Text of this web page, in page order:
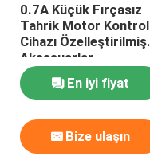
0.7A Küçük Fırçasız
Tahrik Motor Kontrol
Cihazı Özelleştirilmiş
Aksesuarlar
En iyi fiyat
Bize ulaşın